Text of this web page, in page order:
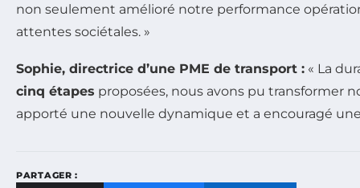
non seulement amélioré notre performance
attentes sociétales. »
Sophie, directrice d’une PME de transport : « La
cinq étapes proposées, nous avons pu transformer
apporté une nouvelle dynamique et a encouragé
PARTAGER :